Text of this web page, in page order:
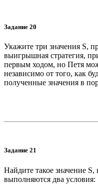
Задание 20
Укажите три значения S,
выигрышная стратегия,
первым ходом, но Петя
независимо от того, как
полученные значения в
Задание 21
Найдите такое значение
выполняются два условия: